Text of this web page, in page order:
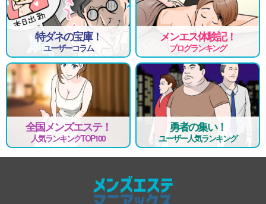
特ダネの宝庫！
ユーザーコラム
メンエス体験記！
ブログランキング
全国メンズエステ！
人気ランキングTOP100
勇者の集い！
ユーザー人気ランキング